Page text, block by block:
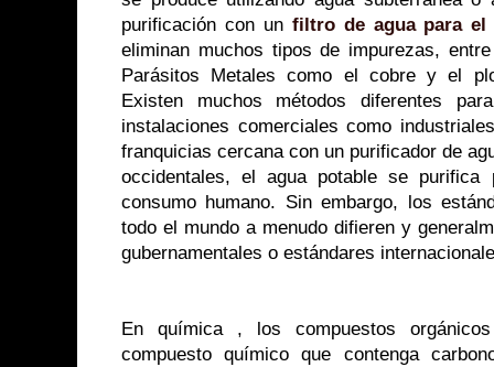
purificación con un filtro de agua para el
eliminan muchos tipos de impurezas,
Parásitos Metales como el cobre y el
Existen muchos métodos diferentes
instalaciones comerciales como
franquicias cercana con un purificador de
occidentales, el agua potable se
consumo humano. Sin embargo, los
todo el mundo a menudo difieren y
gubernamentales o estándares
En química , los compuestos
compuesto químico que contenga